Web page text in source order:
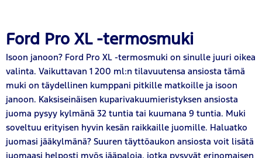
Ford Pro XL -termosmuki
Isoon janoon? Ford Pro XL -termosmuki on sinulle juuri oikea
valinta. Vaikuttavan 1 200 ml:n tilavuutensa ansiosta tämä
muki on täydellinen kumppani pitkille matkoille ja isoon
janoon. Kaksiseinäisen kuparivakuumieristyksen ansiosta
juoma pysyy kylmänä 32 tuntia tai kuumana 9 tuntia. Muki
soveltuu erityisen hyvin kesän raikkaille juomille. Haluatko
juomasi jääkylmänä? Suuren täyttöaukon ansiosta voit lisätä
juomaasi helposti myös jääpaloja, jotka pysyvät erinomaisen